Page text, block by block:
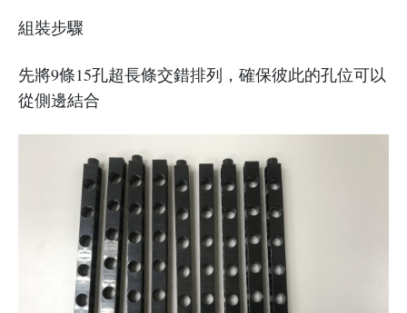
組裝步驟
先將9條15孔超長條交錯排列，確保彼此的孔位可以
從側邊結合